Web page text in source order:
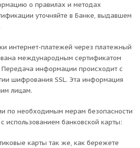
о правилах и методах
уточняйте в Банке, выдавшем
интернет-платежей через платежный
международным сертификатом
Передача информации происходит с
шифрования SSL. Эта информация
лицам.
по необходимым мерам безопасности
использованием банковской карты:
карты так же, как бережете